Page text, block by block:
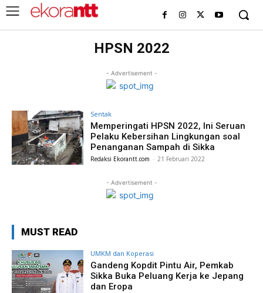
HPSN 2022
- Advertisement -
Sentak
Memperingati HPSN 2022, Ini Seruan
Pelaku Kebersihan Lingkungan soal
Penanganan Sampah di Sikka
Redaksi Ekorantt.com - 21 Februari 2022
- Advertisement -
MUST READ
UMKM dan Koperasi
Gandeng Kopdit Pintu Air, Pemkab
Sikka Buka Peluang Kerja ke Jepang
dan Eropa